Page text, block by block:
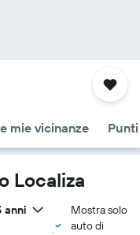
mie vicinanze
Localiza
anni
Mostra solo
auto di